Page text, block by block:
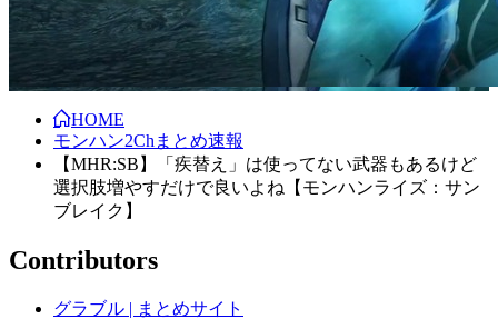
HOME
モンハン2Chまとめ速報
【MHR:SB】「疾替え」は使ってない武器もあるけど
選択肢増やすだけで良いよね【モンハンライズ：サン
ブレイク】
Contributors
グラブル | まとめサイト